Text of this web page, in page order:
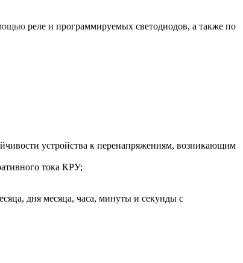
реле и программируемых светодиодов, а также по
устройства к перенапряжениям, возникающим
тока КРУ;
дня месяца, часа, минуты и секунды с